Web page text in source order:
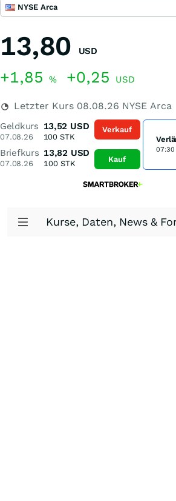
NYSE Arca
13,80 USD
+1,85 % +0,25 USD
Letzter Kurs 08.08.26 NYSE Arca
Geldkurs
07.08.26
13,52 USD
100 STK
Briefkurs
07.08.26
13,82 USD
100STK
Verkauf
Kauf
07:30
Kurse, Daten, News &